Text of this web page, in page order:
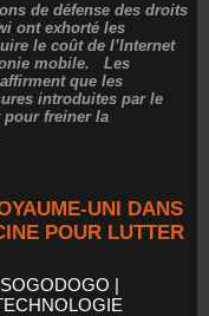
de défense des droits
ont exhorté les
le coût de l’Internet
mobile. Les
que les
introduites par le
pour freiner la
UNI DANS
POUR LUTTER
|